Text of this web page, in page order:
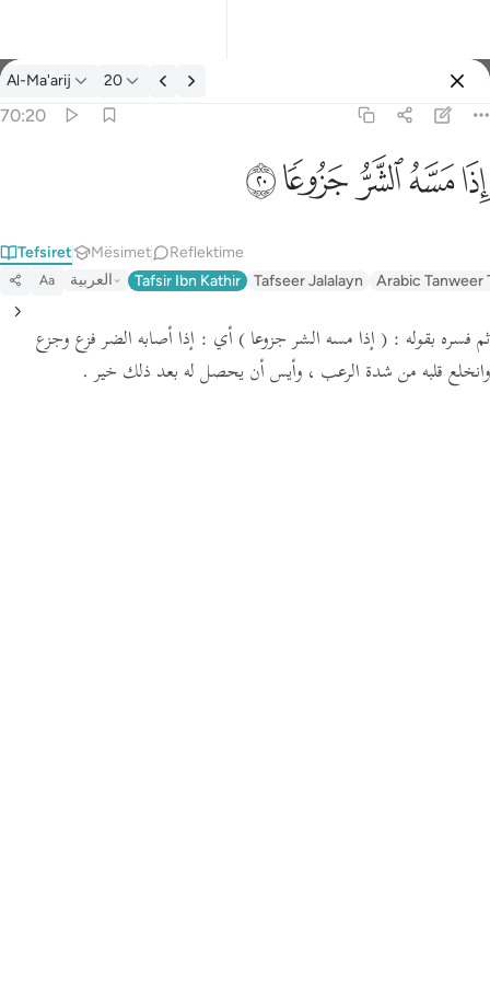
Tefsir: Al-Ma'arij 70:20
Al-Ma'arij 20
70:20
ﱰﱱﱲﱳﱴ
Tefsiret Mësimet Reflektime
Aa العربية Tafsir Ibn Kathir Tafseer Jalalayn Arabic Tanweer
ثم فسره بقوله : ( إذا مسه الشر جزوعا ) أي : إذا أصابه الضر فزع وجزع
وانخلع قلبه من شدة الرعب ، وأيس أن يحصل له بعد ذلك خير .